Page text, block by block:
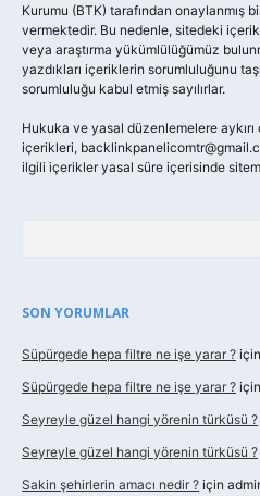
Kurumu (BTK) tarafından onaylanmış
vermektedir. Bu nedenle, sitedeki
veya araştırma yükümlülüğümüz
yazdıkları içeriklerin sorumluluğunu
sorumluluğu kabul etmiş sayılırlar.
Hukuka ve yasal düzenlemelere
içerikleri,
ilgili içerikler yasal süre içerisinde
SON YORUMLAR
Süpürgede hepa filtre ne işe yarar ? için
Süpürgede hepa filtre ne işe yarar ? için
Seyreyle güzel hangi yörenin türküsü ?
Seyreyle güzel hangi yörenin türküsü ?
Sakin şehirlerin amacı nedir ? için